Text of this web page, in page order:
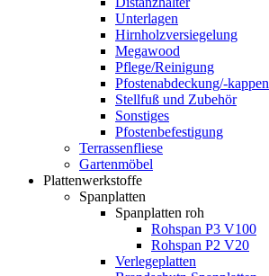
Unterlagen
Hirnholzversiegelung
Megawood
Pflege/Reinigung
Pfostenabdeckung/-kappen
Stellfuß und Zubehör
Sonstiges
Pfostenbefestigung
Terrassenfliese
Gartenmöbel
Plattenwerkstoffe
Spanplatten
Spanplatten roh
Rohspan P3 V100
Rohspan P2 V20
Verlegeplatten